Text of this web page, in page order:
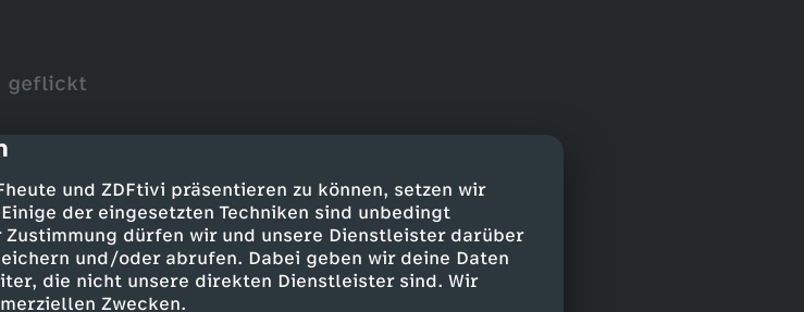
und ZDFtivi präsentieren zu können, setzen wir
der eingesetzten Techniken sind unbedingt
dürfen wir und unsere Dienstleister darüber
und/oder abrufen. Dabei geben wir deine Daten
die nicht unsere direkten Dienstleister sind. Wir
Zwecken.
geflickt